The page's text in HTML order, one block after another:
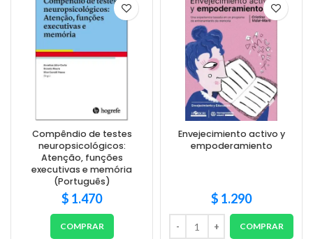
Compêndio de testes
neuropsicológicos:
Atenção, funções
executivas e memória
(Português)
$ 1.470
COMPRAR
Envejecimiento activo y
empoderamiento
$ 1.290
COMPRAR